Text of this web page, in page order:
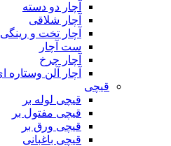
آچار دو دسته
آچار شلاقی
آچار تخت و
ست آچار
آچار چرخ
آچار آلن وستاره
قیچی
قیچی لوله بر
قیچی مفتول بر
قیچی ورق بر
قیچی باغبانی